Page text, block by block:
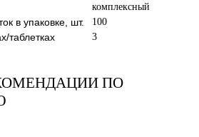
комплексный
в упаковке, шт. 100
таблетках 3
ПО